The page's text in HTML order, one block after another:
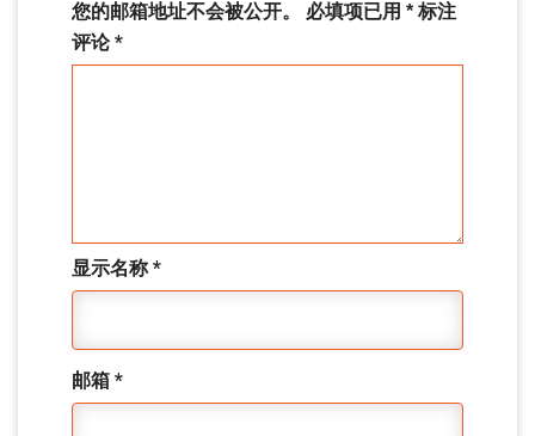
您的邮箱地址不会被公开。 必填项已用 * 标注
评论*
显示名称*
邮箱 *